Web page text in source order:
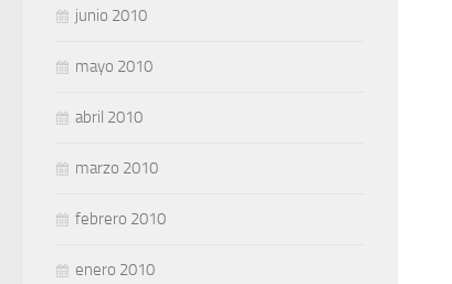
junio 2010
mayo 2010
abril 2010
marzo 2010
febrero 2010
enero 2010